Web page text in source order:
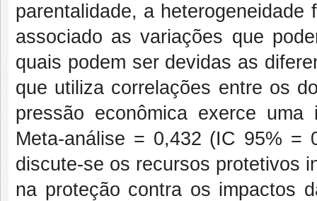
parentalidade, a
associado as variações que
quais podem ser devidas as
que utiliza correlações entre os
pressão econômica exerce
Meta-análise = 0,432 (IC 95% =
discute-se os recursos protetivos
na proteção contra os impactos